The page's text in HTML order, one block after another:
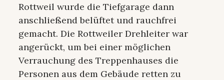
Rottweil wurde die Tiefgarage dann
anschließend belüftet und rauchfrei
gemacht. Die Rottweiler Drehleiter war
angerückt, um bei einer möglichen
Verrauchung des Treppenhauses die
Personen aus dem Gebäude retten zu